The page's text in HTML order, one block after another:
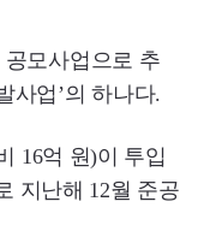
공모사업으로 추
사업’의 하나다.
16억 원)이 투입
지난해 12월 준공